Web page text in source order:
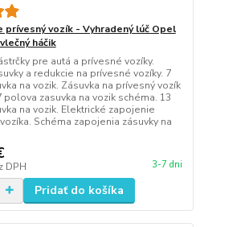
prívesný vozík - Vyhradený lúč Opel
háčik
pre autá a prívesné vozíky.
a redukcie na prívesné vozíky. 7
na vozik. Zásuvka na prívesný vozík
polova zasuvka na vozik schéma. 13
na vozik. Elektrické zapojenie
Schéma zapojenia zásuvky na
DPH 3-7 dni
Pridať do košíka